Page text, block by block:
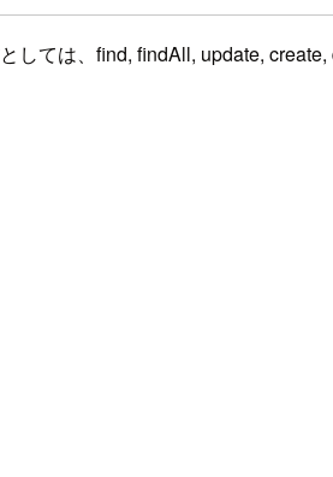
しては、find, findAll, update,